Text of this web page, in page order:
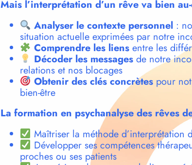
Mais l’interprétation d’un rêve va bien
Analyser le contexte personnel:
situation actuelle exprimées par notre
Comprendre les liensentre les
Décoder les messagesde notre
relations et nos blocages
Obtenir des clés concrètespour
bien-être
La formation en psychanalyse des rêves
Maîtriser la méthode d’interprétation
Développer ses compétences
proches ou ses patients